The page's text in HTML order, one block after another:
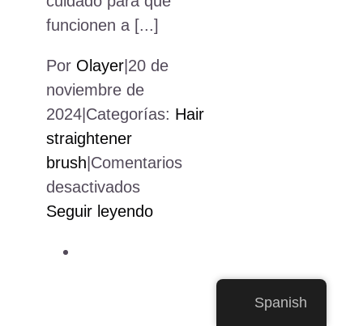
funcionen a [...]
Por Olayer|20 de
noviembre de
2024|Categorías: Hair
straightener
brush|Comentarios
desactivadosen
Elctronic
Seguir leyendo
Spanish